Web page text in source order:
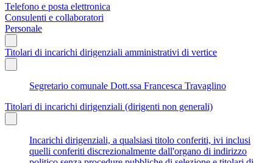
Telefono e posta elettronica
Consulenti e collaboratori
Personale
Titolari di incarichi dirigenziali amministrativi di vertice
Segretario comunale Dott.ssa Francesca Travaglino
Titolari di incarichi dirigenziali (dirigenti non generali)
Incarichi dirigenziali, a qualsiasi titolo conferiti, ivi inclusi
quelli conferiti discrezionalmente dall'organo di indirizzo